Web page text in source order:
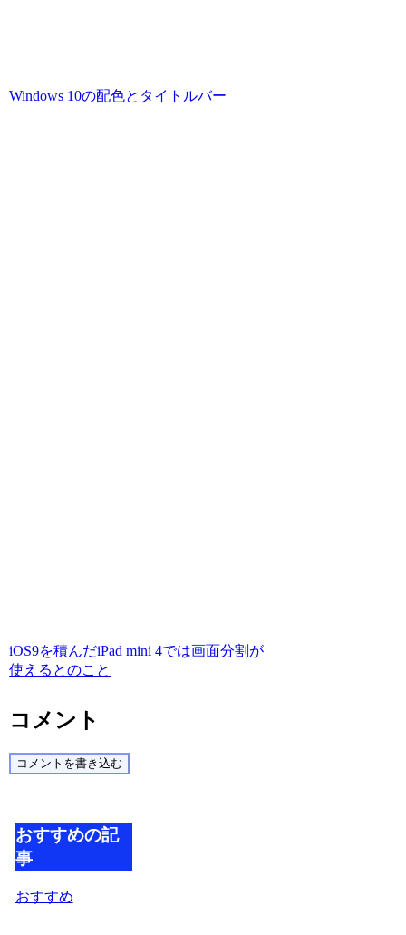
Windows 10の配色とタイトルバー
iOS9を積んだiPad mini 4では画面分割が
使えるとのこと
コメント
コメントを書き込む
おすすめの記
事
おすすめ